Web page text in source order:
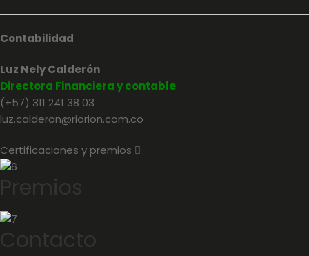
Contabilidad
Luz Nely Calderón
Directora Financiera y contable
(+57) 311 241 38 03
luz.calderon@riorion.com.co
Certificaciones y premios
Premios
Contacto